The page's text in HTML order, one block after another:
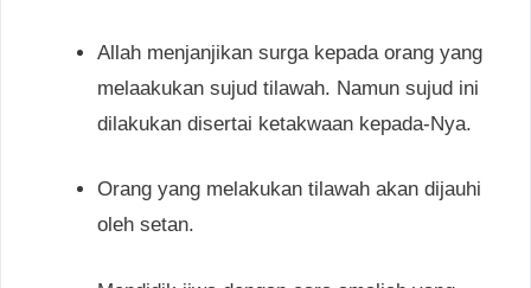
Allah menjanjikan surga kepada orang yang
melaakukan sujud tilawah. Namun sujud ini
dilakukan disertai ketakwaan kepada-Nya.
Orang yang melakukan tilawah akan dijauhi
oleh setan.